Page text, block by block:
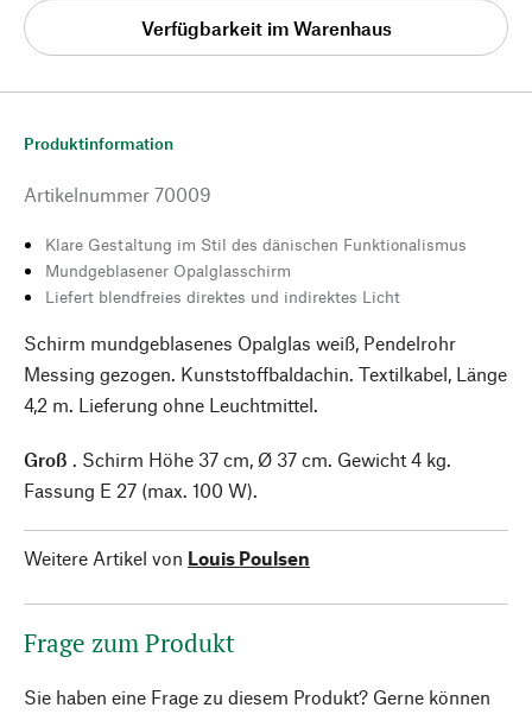
Verfügbarkeit im Warenhaus
Produktinformation
Artikelnummer 70009
Klare Gestaltung im Stil des dänischen Funktionalismus
Mundgeblasener Opalglasschirm
Liefert blendfreies direktes und indirektes Licht
Schirm mundgeblasenes Opalglas weiß, Pendelrohr
Messing gezogen. Kunststoffbaldachin. Textilkabel, Länge
4,2 m. Lieferung ohne Leuchtmittel.
Groß . Schirm Höhe 37 cm, Ø 37 cm. Gewicht 4 kg.
Fassung E 27 (max. 100 W).
Weitere Artikel von Louis Poulsen
Frage zum Produkt
Sie haben eine Frage zu diesem Produkt? Gerne können